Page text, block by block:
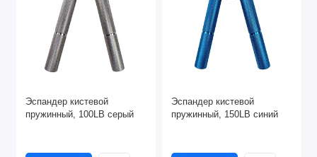
Эспандер кистевой
пружинный, 100LB серый
Эспандер кистевой
пружинный, 150LB синий